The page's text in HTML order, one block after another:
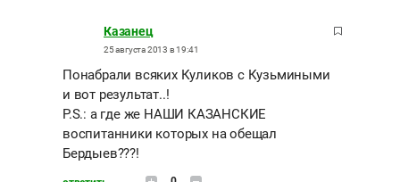
Казанец
25 августа 2013 в 19:41
Понабрали всяких Куликов с Кузьмиными
и вот результат..!
P.S.: а где же НАШИ КАЗАНСКИЕ
воспитанники которых на обещал
Бердыев???!